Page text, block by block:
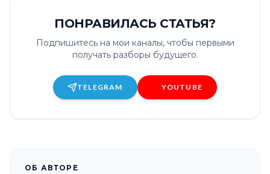
ПОНРАВИЛАСЬ СТАТЬЯ?
Подпишитесь на мои каналы, чтобы первыми
получать разборы будущего.
TELEGRAM YOUTUBE
ОБ АВТОРЕ